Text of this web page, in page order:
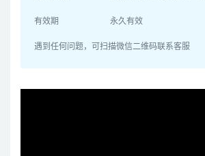
有效期 永久有效
遇到任何问题，可扫描微信二维码联系客服